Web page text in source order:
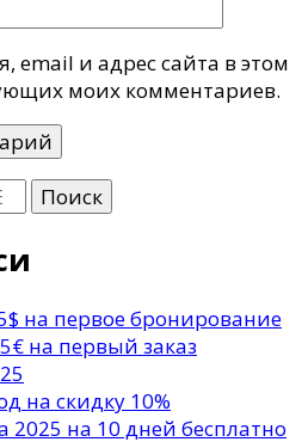
email и адрес сайта в этом
моих комментариев.
на первое бронирование
на первый заказ
на скидку 10%
на 10 дней бесплатно